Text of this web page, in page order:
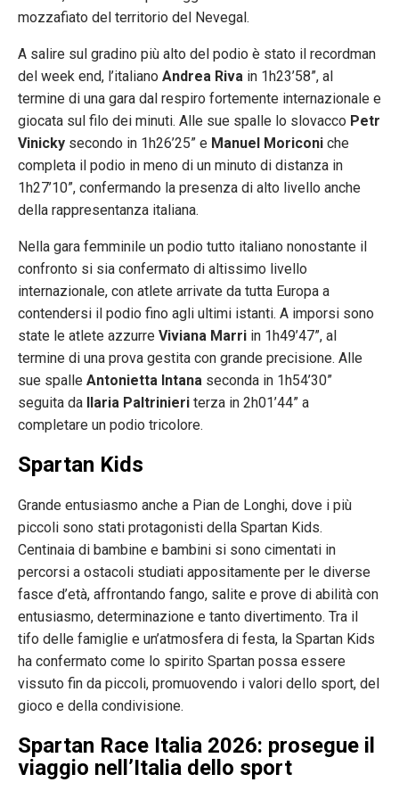
mozzafiato del territorio del Nevegal.
A salire sul gradino più alto del podio è stato il recordman
del week end, l’italiano Andrea Riva in 1h23’58”, al
termine di una gara dal respiro fortemente internazionale e
giocata sul filo dei minuti. Alle sue spalle lo slovacco Petr
Vinicky secondo in 1h26’25” e Manuel Moriconi che
completa il podio in meno di un minuto di distanza in
1h27’10”, confermando la presenza di alto livello anche
della rappresentanza italiana.
Nella gara femminile un podio tutto italiano nonostante il
confronto si sia confermato di altissimo livello
internazionale, con atlete arrivate da tutta Europa a
contendersi il podio fino agli ultimi istanti. A imporsi sono
state le atlete azzurre Viviana Marri in 1h49’47”, al
termine di una prova gestita con grande precisione. Alle
sue spalle Antonietta Intana seconda in 1h54’30”
seguita da
Ilaria Paltrinieri terza in 2h01’44” a
completare un podio tricolore.
Spartan Kids
Grande entusiasmo anche a Pian de Longhi, dove i più
piccoli sono stati protagonisti della Spartan Kids.
Centinaia di bambine e bambini si sono cimentati in
percorsi a ostacoli studiati appositamente per le diverse
fasce d’età, affrontando fango, salite e prove di abilità con
entusiasmo, determinazione e tanto divertimento. Tra il
tifo delle famiglie e un’atmosfera di festa, la Spartan Kids
ha confermato come lo spirito Spartan possa essere
vissuto fin da piccoli, promuovendo i valori dello sport, del
gioco e della condivisione.
Spartan Race Italia 2026: prosegue il
viaggio nell’Italia dello sport